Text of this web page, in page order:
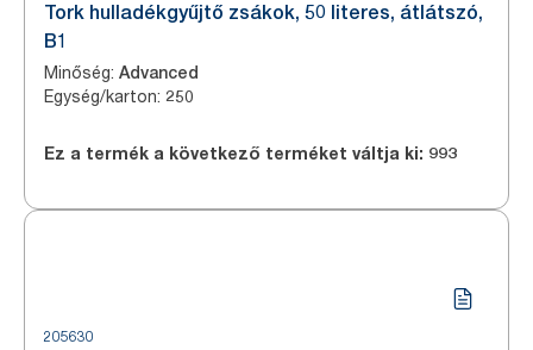
Tork hulladékgyűjtő zsákok, 50 literes, átlátszó,
B1
Minőség: Advanced
Egység/karton: 250
Ez a termék a következő terméket váltja ki: 993
205630